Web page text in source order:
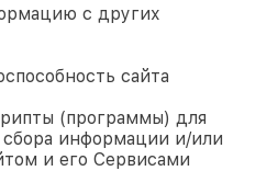
с других
сайта
(программы) для
сбора информации и/или
и его Сервисами